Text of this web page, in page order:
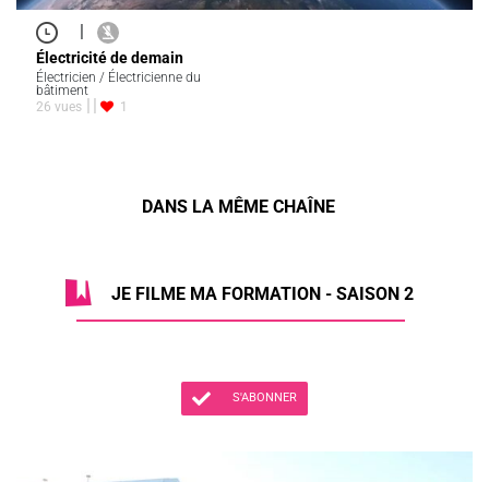
|
Électricité de demain
Électricien / Électricienne du
bâtiment
26 vues
1
DANS LA MÊME CHAÎNE
JE FILME MA FORMATION - SAISON 2
S'ABONNER